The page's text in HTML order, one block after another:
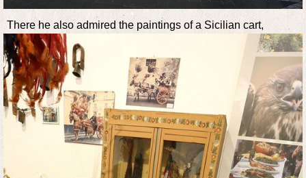
There he also admired the paintings of a Sicilian cart,